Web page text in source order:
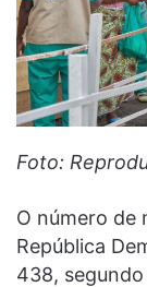
Foto:
O número de
República
438,